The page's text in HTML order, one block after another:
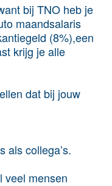
bij TNO heb je
maandsalaris
(8%),een
krijg je alle
dat bij jouw
als collega’s.
veel mensen